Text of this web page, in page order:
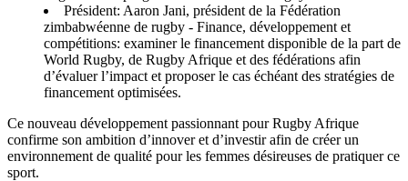
Président: Aaron Jani, président de la Fédération
zimbabwéenne de rugby - Finance, développement et
compétitions: examiner le financement disponible de la part de
World Rugby, de Rugby Afrique et des fédérations afin
d’évaluer l’impact et proposer le cas échéant des stratégies de
financement optimisées.
Ce nouveau développement passionnant pour Rugby Afrique
confirme son ambition d’innover et d’investir afin de créer un
environnement de qualité pour les femmes désireuses de pratiquer ce
sport.